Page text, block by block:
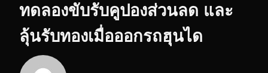
ทดลองขับรับคูปองส่วนลด และ
ลุ้นรับทองเมื่อออกรถฮุนได